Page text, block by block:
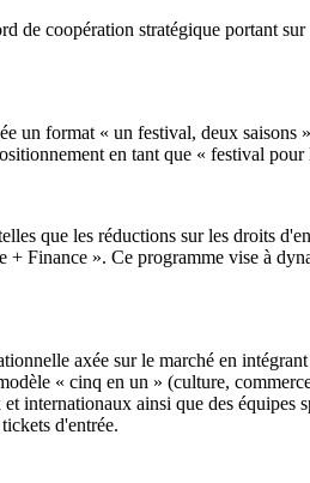
de coopération stratégique portant
un format « un festival, deux
en tant que « festival
que les réductions sur les droits
Finance ». Ce programme vise à
axée sur le marché en
« cinq en un » (culture,
internationaux ainsi que des
d'entrée.